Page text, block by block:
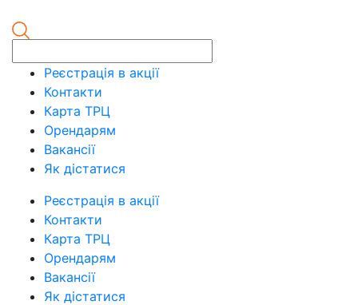
Реєстрація в акції
Контакти
Карта ТРЦ
Орендарям
Вакансії
Як дістатися
Реєстрація в акції
Контакти
Карта ТРЦ
Орендарям
Вакансії
Як дістатися